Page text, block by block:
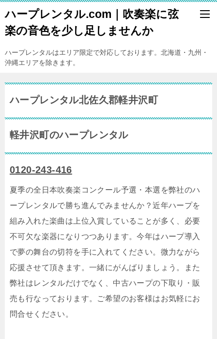
ハープレンタル.com｜吹奏楽に弦
楽の音色を少し足しませんか
ハープレンタルはエリア限定で対応しております。北海道・九州・
沖縄エリアを除きます。
ハープレンタル北佐久郡軽井沢町
軽井沢町のハープレンタル
0120-243-416
夏季の全日本吹奏楽コンクール予選・本選を弊社のハ
ープレンタルで勝ち進んでみませんか？近年ハープを
組み入れた楽曲は上位入賞していることが多く、必要
不可欠な楽器になりつつあります。今年はハープ導入
で夢の舞台の切符を手に入れてください。微力ながら
応援させて頂きます。一緒にがんばりましょう。また
弊社はレンタルだけでなく、中古ハープの下取り・販
売も行なっております。ご希望のお客様はお気軽にお
問合せください。